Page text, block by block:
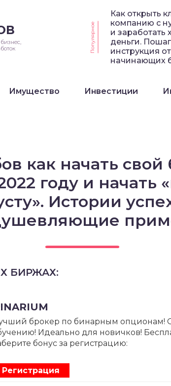
Популярное
Как открыть
компанию с
и заработать
деньги.
инструкция
начинающих
Имущество Инвестиции
как начать свой
году и начать
Истории
БИРЖАХ:
брокер по бинарным опционам!
Идеально для новичков!
бонус за регистрацию:
Регистрация